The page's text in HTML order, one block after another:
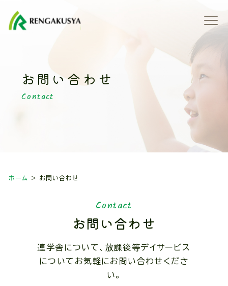
お問い合わせ
Contact
ホーム お問い合わせ
Contact
お問い合わせ
連学舎について、放課後等デイサービス
について お気軽にお問い合わせくださ
い。